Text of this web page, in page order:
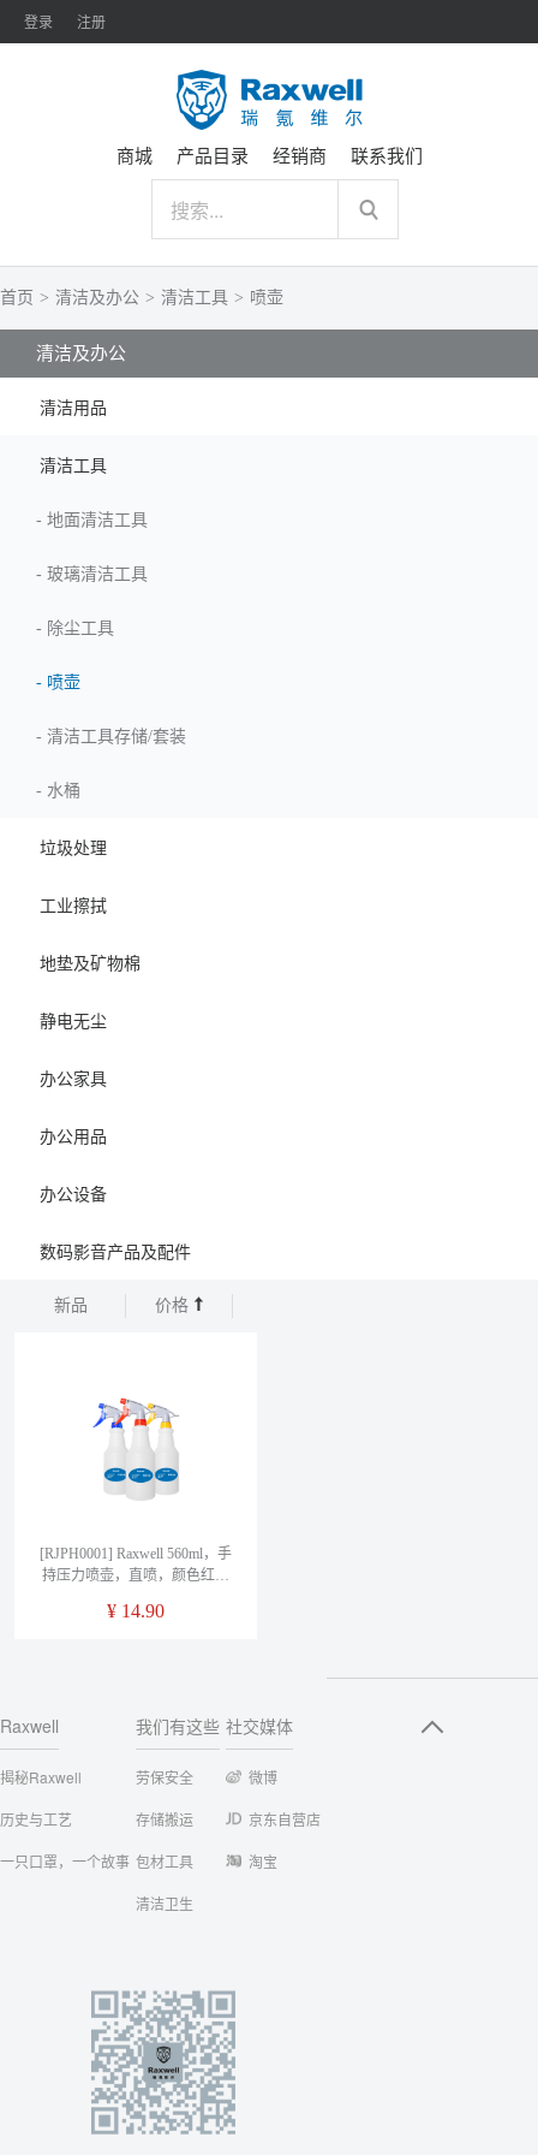
登录 注册
商城 产品目录 经销商 联系我们
首页 > 清洁及办公 > 清洁工具 > 喷壶
清洁及办公
清洁用品
清洁工具
- 地面清洁工具
- 玻璃清洁工具
- 除尘工具
- 喷壶
- 清洁工具存储/套装
- 水桶
垃圾处理
工业擦拭
地垫及矿物棉
静电无尘
办公家具
办公用品
办公设备
数码影音产品及配件
新品 价格
[RJPH0001] Raxwell 560ml，手
持压力喷壶，直喷，颜色红黄
¥ 14.90
Raxwell
揭秘Raxwell
历史与工艺
一只口罩，一个故事
我们有这些
劳保安全
存储搬运
包材工具
清洁卫生
社交媒体
微博
京东自营店
淘宝